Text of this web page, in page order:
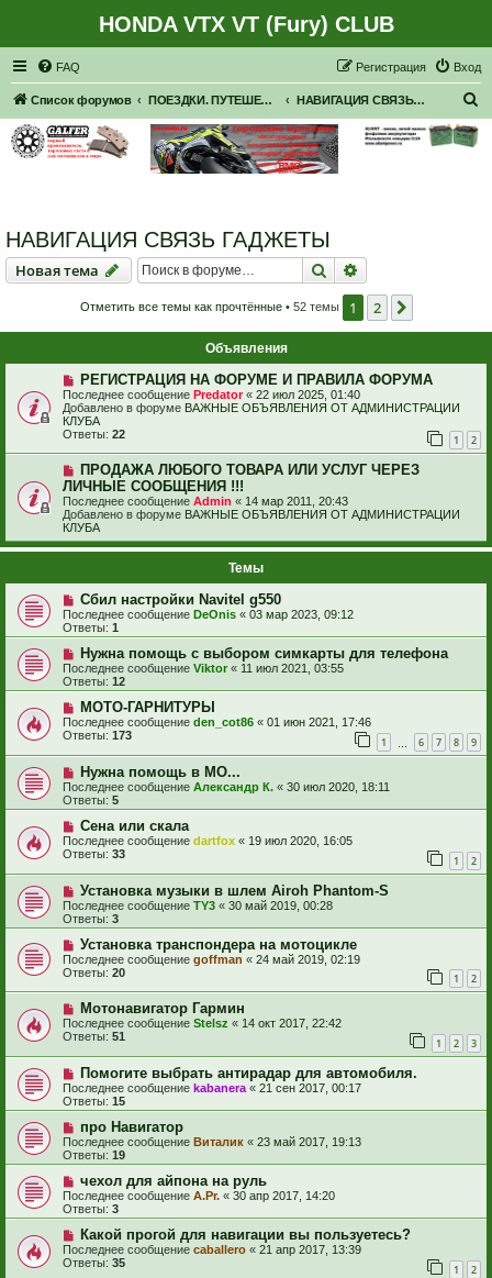
HONDA VTX VT (Fury) CLUB
FAQ Вход
Регистрация
Список форумов ПОЕЗДКИ. ПУТЕШЕСТВИЯ. ПРИГЛАШЕНИЯ В ПУТЕШЕСТВИЯ. НАВИГАЦИЯ СВЯЗЬ ГАДЖЕТЫ
НАВИГАЦИЯ СВЯЗЬ ГАДЖЕТЫ
Новая тема
Новаятема Поиск
Отметить все темы как прочтённые• 52 темы 1 2
Объявления
РЕГИСТРАЦИЯ НА ФОРУМЕ И ПРАВИЛА ФОРУМА
Последнее сообщение Predator« 22 июл 2025, 01:40
Добавлено в форуме ВАЖНЫЕ ОБЪЯВЛЕНИЯ ОТ АДМИНИСТРАЦИИ
КЛУБА
Ответы: 22 1 2
ПРОДАЖА ЛЮБОГО ТОВАРА ИЛИ УСЛУГ ЧЕРЕЗ
ЛИЧНЫЕ СООБЩЕНИЯ !!!
Последнее сообщение Admin « 14 мар 2011, 20:43
Добавлено в форуме ВАЖНЫЕ ОБЪЯВЛЕНИЯ ОТ АДМИНИСТРАЦИИ
КЛУБА
Темы
Сбил настройки Navitel g550
Последнее сообщение DeOnis « 03 мар 2023, 09:12
Ответы: 1
Нужна помощь с выбором симкарты для телефона
Последнее сообщение Viktor « 11 июл 2021, 03:55
Ответы: 12
МОТО-ГАРНИТУРЫ
Последнее сообщение den_cot86 « 01 июн 2021, 17:46
Ответы: 173 1 6 7 8 9
Нужна помощь в МО...
Последнее сообщение Александр К. « 30 июл 2020, 18:11
Ответы: 5
Сена или скала
Последнее сообщение dartfox « 19 июл 2020, 16:05
Ответы: 33 1 2
Установка музыки в шлем Airoh Phantom-S
Последнее сообщение TY3 « 30 май 2019, 00:28
Ответы: 3
Установка транспондера на мотоцикле
Последнее сообщение goffman « 24 май 2019, 02:19
Ответы: 20 1 2
Мотонавигатор Гармин
Последнее сообщение Stelsz « 14 окт 2017, 22:42
Ответы: 51 1 2 3
Помогите выбрать антирадар для автомобиля.
Последнее сообщение kabanera « 21 сен 2017, 00:17
Ответы: 15
про Навигатор
Последнее сообщение Виталик « 23 май 2017, 19:13
Ответы: 19
чехол для айпона на руль
Последнее сообщение A.Pr. « 30 апр 2017, 14:20
Ответы: 3
Какой прогой для навигации вы пользуетесь?
Последнее сообщение caballero « 21 апр 2017, 13:39
Ответы: 35 1 2